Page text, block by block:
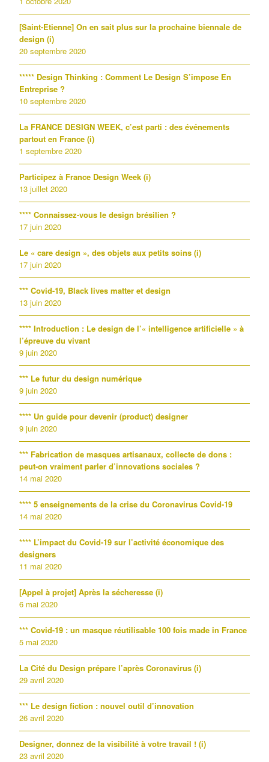
[Saint-Etienne] On en sait plus sur la prochaine biennale de
design (i)
20 septembre 2020
***** Design Thinking : Comment Le Design S’impose En
Entreprise ?
10 septembre 2020
La FRANCE DESIGN WEEK, c’est parti : des événements
partout en France (i)
1 septembre 2020
Participez à France Design Week (i)
13 juillet 2020
**** Connaissez-vous le design brésilien ?
17 juin 2020
Le « care design », des objets aux petits soins (i)
17 juin 2020
*** Covid-19, Black lives matter et design
13 juin 2020
**** Introduction : Le design de l’« intelligence artificielle » à
l’épreuve du vivant
9 juin 2020
*** Le futur du design numérique
9 juin 2020
**** Un guide pour devenir (product) designer
9 juin 2020
*** Fabrication de masques artisanaux, collecte de dons :
peut-on vraiment parler d’innovations sociales ?
14 mai 2020
**** 5 enseignements de la crise du Coronavirus Covid-19
14 mai 2020
**** L’impact du Covid-19 sur l’activité économique des
designers
11 mai 2020
[Appel à projet] Après la sécheresse (i)
6 mai 2020
*** Covid-19 : un masque réutilisable 100 fois made in France
5 mai 2020
La Cité du Design prépare l’après Coronavirus (i)
29 avril 2020
*** Le design fiction : nouvel outil d’innovation
26 avril 2020
Designer, donnez de la visibilité à votre travail ! (i)
23 avril 2020